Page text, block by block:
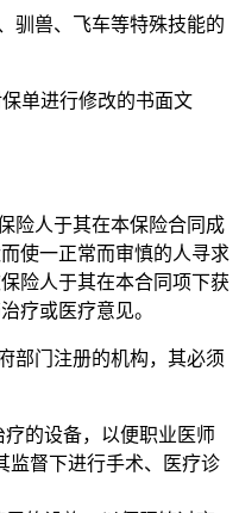
驯兽、飞车等特殊技能的
单进行修改的书面文
险人于其在本保险合同成
使一正常而审慎的人寻求
险人于其在本合同项下获
疗或医疗意见。
部门注册的机构，其必须
疗的设备，以便职业医师
监督下进行手术、医疗诊